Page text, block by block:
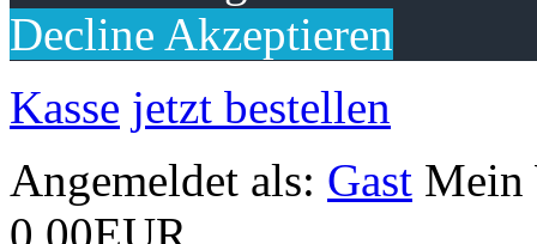
Decline Akzeptieren
Kasse jetzt bestellen
Angemeldet als: Gast Mein